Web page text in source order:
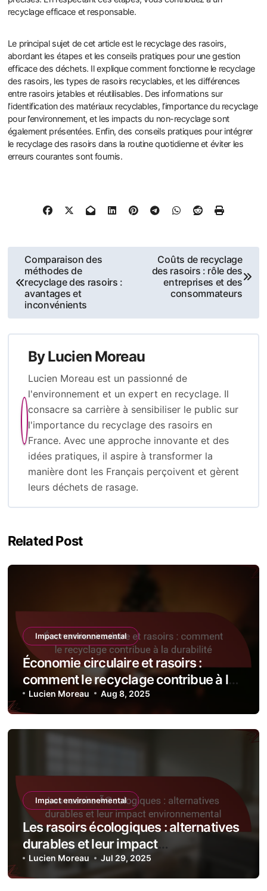
recyclage efficace et responsable.
Le principal sujet de cet article est le recyclage des rasoirs,
abordant les étapes et les conseils pratiques pour une gestion
efficace des déchets. Il explique comment fonctionne le recyclage
des rasoirs, les types de rasoirs recyclables, et les différences
entre rasoirs jetables et réutilisables. Des informations sur
l’identification des matériaux recyclables, l’importance du recyclage
pour l’environnement, et les impacts du non-recyclage sont
également présentées. Enfin, des conseils pratiques pour intégrer
le recyclage des rasoirs dans la routine quotidienne et éviter les
erreurs courantes sont fournis.
Post
navigation
Comparaison des
méthodes de
recyclage des rasoirs :
avantages et
inconvénients
Coûts de recyclage
des rasoirs : rôle des
entreprises et des
consommateurs
ByLucien Moreau
Lucien Moreau est un passionné de
l'environnement et un expert en recyclage. Il
consacre sa carrière à sensibiliser le public sur
l'importance du recyclage des rasoirs en
France. Avec une approche innovante et des
idées pratiques, il aspire à transformer la
manière dont les Français perçoivent et gèrent
leurs déchets de rasage.
Related Post
Impact environnemental
Économie circulaire et rasoirs :
comment le recyclage contribue à la
durabilité
Lucien Moreau Aug 8, 2025
Impact environnemental
Les rasoirs écologiques : alternatives
durables et leur impact
environnemental
Lucien Moreau Jul 29, 2025